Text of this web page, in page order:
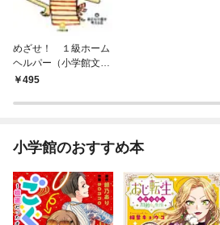
めざせ！ １級ホーム
ヘルパー（小学館文
庫）495
小学館のおすすめ本